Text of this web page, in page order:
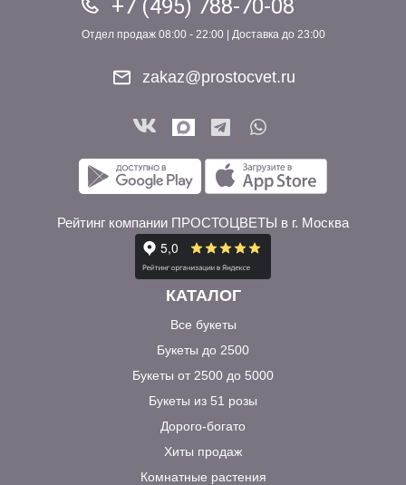
+7 (495) 788-70-08
Отдел продаж 08:00 - 22:00 | Доставка до 23:00
zakaz@prostocvet.ru
Рейтинг компании ПРОСТОЦВЕТЫ в г. Москва
КАТАЛОГ
Все букеты
Букеты до 2500
Букеты от 2500 до 5000
Букеты из 51 розы
Дорого-богато
Хиты продаж
Комнатные растения